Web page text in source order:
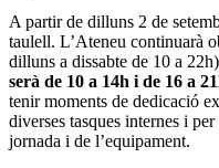
A partir de dilluns 2 de
taulell. L’Ateneu continuarà
dilluns a dissabte de 10 a
serà de 10 a 14h i de 16 a
tenir moments de dedicació
diverses tasques internes i
jornada i de l’equipament.